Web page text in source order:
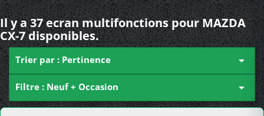
Il y a 37 ecran multifonctions pour MAZDA
CX-7 disponibles.
Trier par : Pertinence 
Filtre : Neuf + Occasion 